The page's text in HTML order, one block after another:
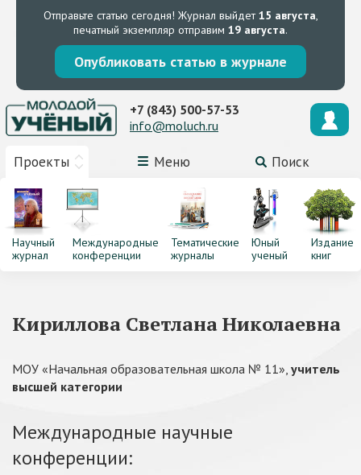
Отправьте статью сегодня! Журнал выйдет15 августа,
печатный экземпляр отправим 19 августа.
Опубликовать статью в журнале
Проекты Меню Поиск
+7 (843) 500-57-53
info@moluch.ru
Научный
журнал
Международные
конференции
Тематические
журналы
Юный
ученый
Издание
книг
Кириллова Светлана Николаевна
МОУ «Начальная образовательная школа № 11», учитель
высшей категории
Международные научные
конференции: